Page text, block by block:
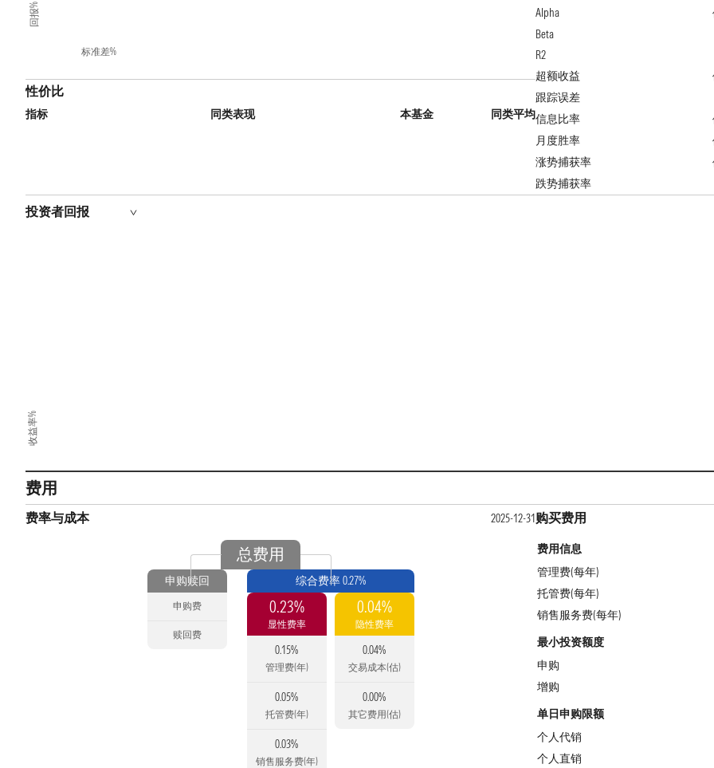
标准差%
回报%
性价比
指标 同类表现 本基金 同类平均
Alpha
Beta
R2
超额收益
跟踪误差
信息比率
月度胜率
涨势捕获率
跌势捕获率
投资者回报
收益率%
费用
费率与成本 2025-12-31
总费用
申购赎回
申购费
赎回费
综合费率 0.27%
0.23%
显性费率
0.15%
管理费(年)
0.05%
托管费(年)
0.03%
销售服务费(年)
0.04%
隐性费率
0.04%
交易成本(估)
0.00%
其它费用(估)
购买费用
费用信息
管理费(每年)
托管费(每年)
销售服务费(每年)
最小投资额度
申购
增购
单日申购限额
个人代销
个人直销